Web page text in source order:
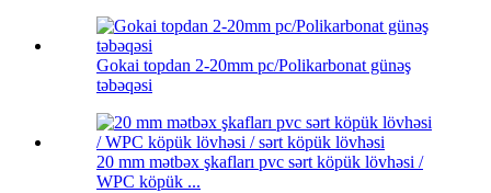
Gokai topdan 2-20mm pc/Polikarbonat günəş
təbəqəsi
20 mm mətbəx şkafları pvc sərt köpük lövhəsi /
WPC köpük ...